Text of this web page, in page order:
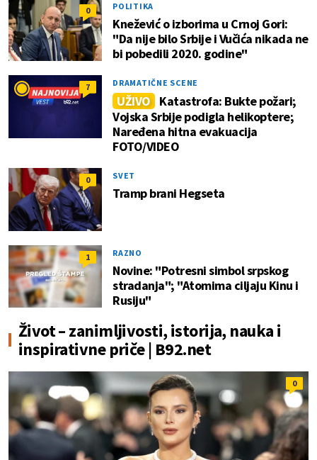
0 POLITIKA
Knežević o izborima u Crnoj Gori:
"Da nije bilo Srbije i Vučića nikada ne
bi pobedili 2020. godine"
7 DRAMATIČNE SCENE
UŽIVO Katastrofa: Bukte požari;
Vojska Srbije podigla helikoptere;
Naređena hitna evakuacija
FOTO/VIDEO
0 SVET
Tramp brani Hegseta
1 RAZNO
Novine: "Potresni simbol srpskog
stradanja"; "Atomima ciljaju Kinu i
Rusiju"
Život – zanimljivosti, istorija, nauka i
inspirativne priče | B92.net
0